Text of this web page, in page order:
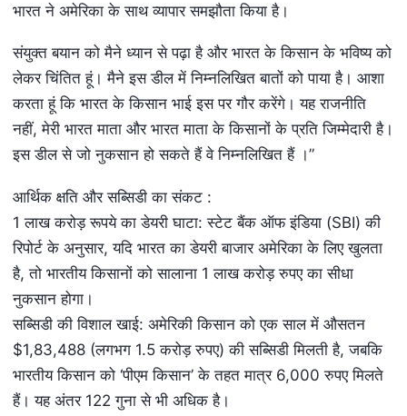
भारत ने अमेरिका के साथ व्यापार समझौता किया है।
संयुक्त बयान को मैने ध्यान से पढ़ा है और भारत के किसान के भविष्य को
लेकर चिंतित हूं। मैने इस डील में निम्नलिखित बातों को पाया है। आशा
करता हूं कि भारत के किसान भाई इस पर गौर करेंगे। यह राजनीति
नहीं, मेरी भारत माता और भारत माता के किसानों के प्रति जिम्मेदारी है।
इस डील से जो नुकसान हो सकते हैं वे निम्नलिखित हैं ।”
आर्थिक क्षति और सब्सिडी का संकट :
1 लाख करोड़ रूपये का डेयरी घाटा: स्टेट बैंक ऑफ इंडिया (SBI) की
रिपोर्ट के अनुसार, यदि भारत का डेयरी बाजार अमेरिका के लिए खुलता
है, तो भारतीय किसानों को सालाना 1 लाख करोड़ रुपए का सीधा
नुकसान होगा।
सब्सिडी की विशाल खाई: अमेरिकी किसान को एक साल में औसतन
$1,83,488 (लगभग 1.5 करोड़ रुपए) की सब्सिडी मिलती है, जबकि
भारतीय किसान को ‘पीएम किसान’ के तहत मात्र 6,000 रुपए मिलते
हैं। यह अंतर 122 गुना से भी अधिक है।